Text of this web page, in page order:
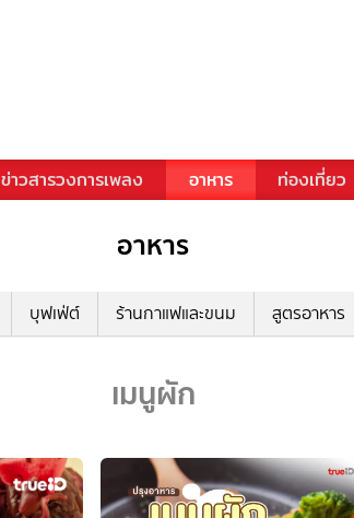
ข่าวสารวงการเพลง อาหาร ท่องเที่ยว
อาหาร
บุฟเฟ่ต์ ร้านกาแฟและขนม สูตรอาหาร
เมนูผัก